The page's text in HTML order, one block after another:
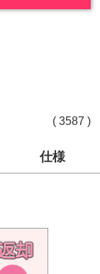
( 3587 )
仕様